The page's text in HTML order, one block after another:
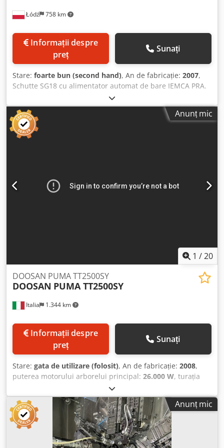
Łódź 758 km
preț
Sunați
Stare: foarte bun (second hand), An de fabricație: 2007,
Schutte SG18 cu alimentator automat de bare IEMCA PRA.
Include multe manuale, came etc. Este în stare excelentă.
Nu a fost folosită niciodată la noi. A fost cumpărată pentru
un proiect ale cărui volume sunt prea mici pentru această
mașină excepțională. Chsdpfozal Swsx Anija
Anunț mic
1 /20
Italia 1.344 km
DOOSAN PUMA TT2500SY
DOOSAN PUMA TT2500SY
preț
Sunați
Stare: gata de utilizare (folosit), An de fabricație: 2008,
puterea motorului arborelui principal: 26.000 W, turația
3.500 rot/min
(max.):76 mm, lățime totală:2.210 mm, înălțime totală:
2.480 mm
, greutate totală:12.700 kg, producător de
controlere:
FANUC, model de controler:Series 31i-MODEL
A, lungimea produsului (max.):4.050 mm, numărul de axe:
, Această mașină de găurit și frezat cu 8 axe, DOOSAN
Anunț mic